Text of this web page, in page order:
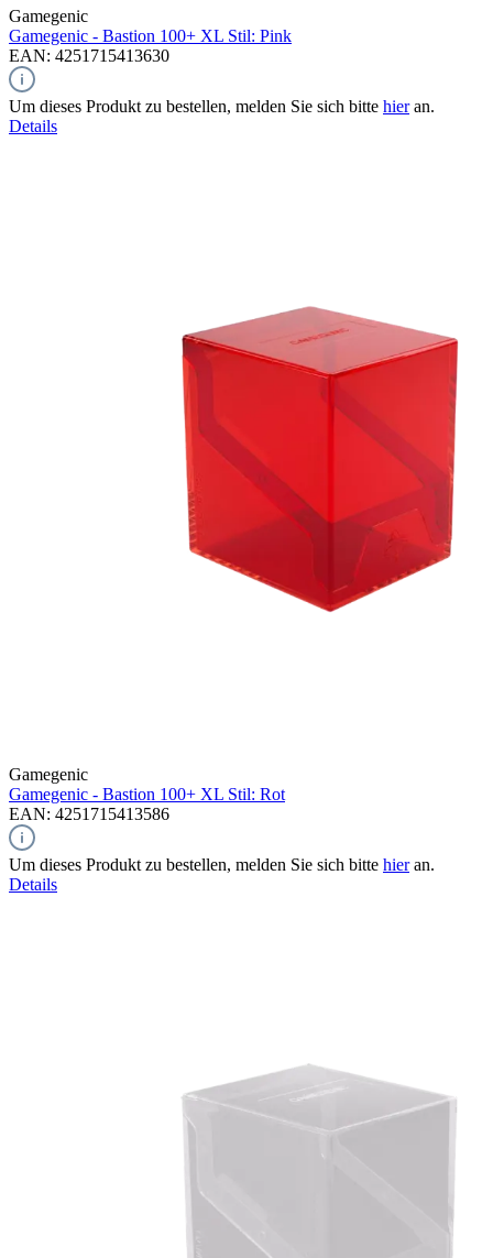
Gamegenic
Gamegenic - Bastion 100+ XL Stil: Pink
EAN: 4251715413630
Um dieses Produkt zu bestellen, melden Sie sich bitte hieran.
Details
Gamegenic
Gamegenic - Bastion 100+ XL Stil: Rot
EAN: 4251715413586
Um dieses Produkt zu bestellen, melden Sie sich bitte hieran.
Details